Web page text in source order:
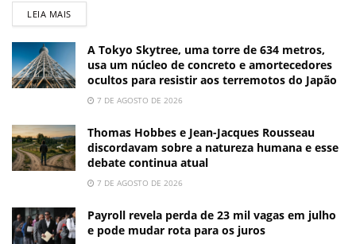
LEIA MAIS
A Tokyo Skytree, uma torre de 634 metros,
usa um núcleo de concreto e amortecedores
ocultos para resistir aos terremotos do Japão
7 DE AGOSTO DE 2026
Thomas Hobbes e Jean-Jacques Rousseau
discordavam sobre a natureza humana e esse
debate continua atual
7 DE AGOSTO DE 2026
Payroll revela perda de 23 mil vagas em julho
e pode mudar rota para os juros